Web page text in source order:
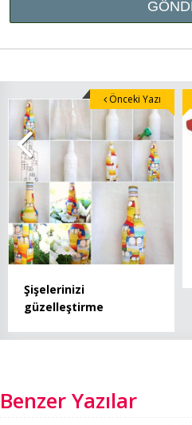
Şişelerinizi
güzelleştirme
Önceki Yazı
Benzer Yazılar